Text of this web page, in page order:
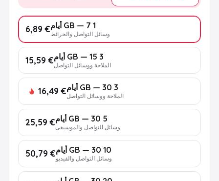
1 GB — 7 أيام
وسائل التواصل والخرائط € 6,89
3 GB — 15 أيام
الملاحة ووسائل التواصل€ 15,59
3 GB — 30 أيام
الملاحة ووسائل التواصل€ 16,49
5 GB — 30 أيام
وسائل التواصل والموسيقى€ 25,59
10 GB — 30 أيام
وسائل التواصل والفيديو€ 50,79